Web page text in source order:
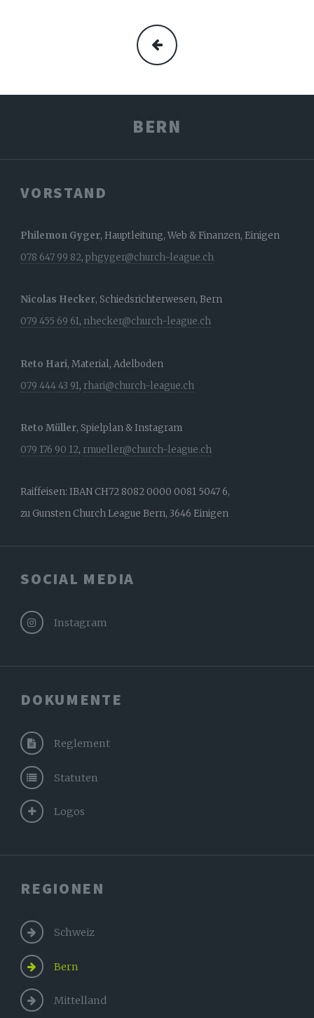
BERN
VORSTAND
Philemon Gyger, Hauptleitung, Web & Finanzen, Einigen
078 647 99 82,phgyger@church-league.ch
Nicolas Hecker, Schiedsrichterwesen, Bern
079 455 69 61, nhecker@church-league.ch
Reto Hari, Material, Adelboden
079 444 43 91, rhari@church-league.ch
Reto Müller, Spielplan & Instagram
079 176 90 12, rmueller@church-league.ch
Raiffeisen: IBAN CH72 8082 0000 0081 5047 6,
zu Gunsten Church League Bern, 3646 Einigen
SOCIAL MEDIA
Instagram
DOKUMENTE
Reglement
Statuten
Logos
REGIONEN
Schweiz
Bern
Mittelland